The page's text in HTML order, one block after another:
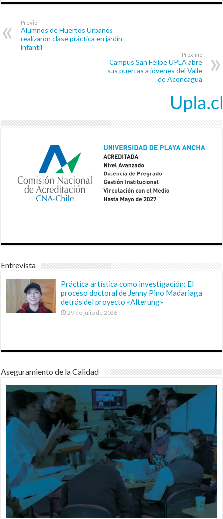
Previo
Alumnos de Huertos Urbanos
realizaron clase práctica en jardín
infantil
Próximo
Campus San Felipe UPLA abre
sus puertas a jóvenes del Valle
de Aconcagua
Entrevista
Práctica artística como investigación: El
proceso doctoral de Jenny Pino Madariaga
detrás del proyecto «Alterung»
29 de julio de 2026
Aseguramiento de la Calidad